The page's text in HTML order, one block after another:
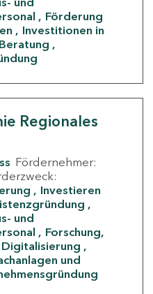
Förderung
Investitionen in
Regionales
Fördernehmer:
Investieren
und
Forschung,
und